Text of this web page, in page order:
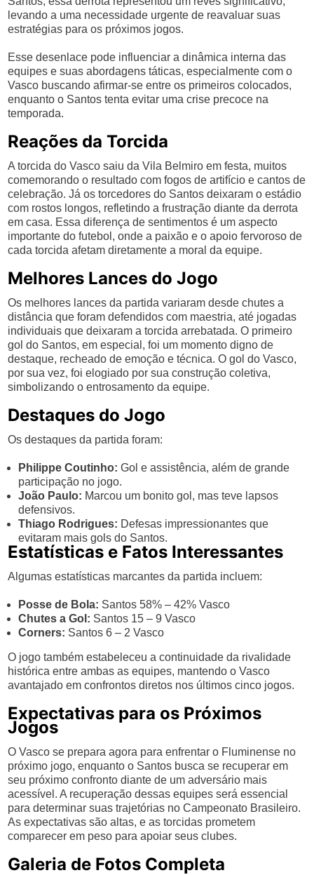
levando a uma necessidade urgente de reavaluar suas
estratégias para os próximos jogos.
Esse desenlace pode influenciar a dinâmica interna das
equipes e suas abordagens táticas, especialmente com o
Vasco buscando afirmar-se entre os primeiros colocados,
enquanto o Santos tenta evitar uma crise precoce na
temporada.
Reações da Torcida
A torcida do Vasco saiu da Vila Belmiro em festa, muitos
comemorando o resultado com fogos de artifício e cantos de
celebração. Já os torcedores do Santos deixaram o estádio
com rostos longos, refletindo a frustração diante da derrota
em casa. Essa diferença de sentimentos é um aspecto
importante do futebol, onde a paixão e o apoio fervoroso de
cada torcida afetam diretamente a moral da equipe.
Melhores Lances do Jogo
Os melhores lances da partida variaram desde chutes a
distância que foram defendidos com maestria, até jogadas
individuais que deixaram a torcida arrebatada. O primeiro
gol do Santos, em especial, foi um momento digno de
destaque, recheado de emoção e técnica. O gol do Vasco,
por sua vez, foi elogiado por sua construção coletiva,
simbolizando o entrosamento da equipe.
Destaques do Jogo
Os destaques da partida foram:
Philippe Coutinho: Gol e assistência, além de grande
participação no jogo.
João Paulo: Marcou um bonito gol, mas teve lapsos
defensivos.
Thiago Rodrigues: Defesas impressionantes que
evitaram mais gols do Santos.
Estatísticas e Fatos Interessantes
Algumas estatísticas marcantes da partida incluem:
Posse de Bola: Santos 58% – 42% Vasco
Chutes a Gol: Santos 15 – 9 Vasco
Corners: Santos 6 – 2 Vasco
O jogo também estabeleceu a continuidade da rivalidade
histórica entre ambas as equipes, mantendo o Vasco
avantajado em confrontos diretos nos últimos cinco jogos.
Expectativas para os Próximos
Jogos
O Vasco se prepara agora para enfrentar o Fluminense no
próximo jogo, enquanto o Santos busca se recuperar em
seu próximo confronto diante de um adversário mais
acessível. A recuperação dessas equipes será essencial
para determinar suas trajetórias no Campeonato Brasileiro.
As expectativas são altas, e as torcidas prometem
comparecer em peso para apoiar seus clubes.
Galeria de Fotos Completa